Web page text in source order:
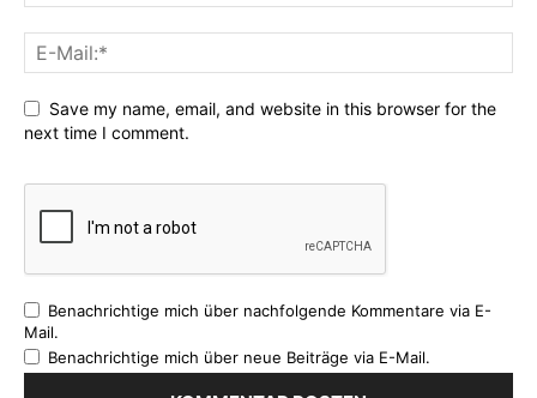
Save my name, email, and website in this browser for the
next time I comment.
Benachrichtige mich über nachfolgende Kommentare via E-
Mail.
Benachrichtige mich über neue Beiträge via E-Mail.